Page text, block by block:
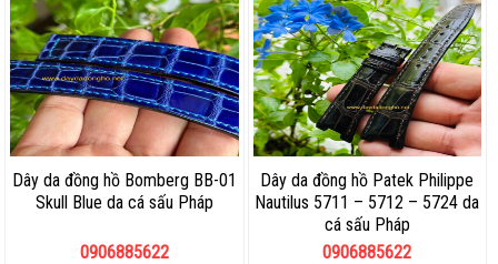
Dây da đồng hồ Bomberg BB-01
Skull Blue da cá sấu Pháp
0906885622
Dây da đồng hồ Patek Philippe
Nautilus 5711 – 5712 – 5724 da
cá sấu Pháp
0906885622